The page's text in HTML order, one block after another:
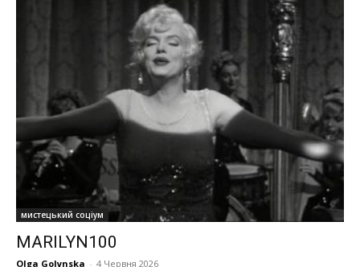
мистецький соціум
MARILYN100
Olga Golynska - 4 Червня 2026